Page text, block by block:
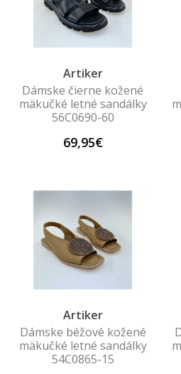
Artiker
Dámske čierne kožené
mäkučké letné sandálky
56C0690-60
69,95€
Artiker
Dámske béžové kožené
mäkučké letné sandálky
54C0865-15